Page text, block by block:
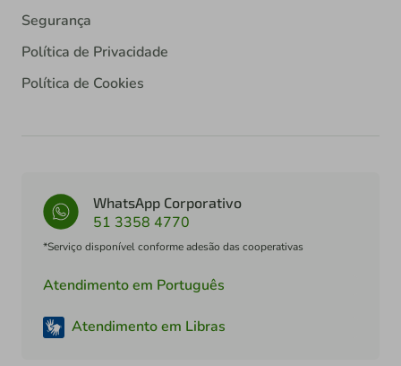
Segurança
Política de Privacidade
Política de Cookies
WhatsApp Corporativo
51 3358 4770
*Serviço disponível conforme adesão das cooperativas
Atendimento em Português
Atendimento em Libras